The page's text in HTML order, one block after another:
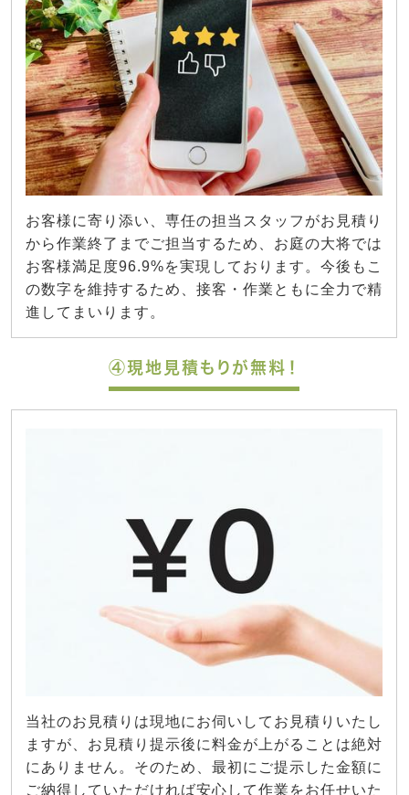
お客様に寄り添い、専任の担当スタッフがお見積り
から作業終了までご担当するため、お庭の大将では
お客様満足度96.9%を実現しております。今後もこ
の数字を維持するため、接客・作業ともに全力で精
進してまいります。
④現地見積もりが無料！
当社のお見積りは現地にお伺いしてお見積りいたし
ますが、お見積り提示後に料金が上がることは絶対
にありません。そのため、最初にご提示した金額に
ご納得していただければ安心して作業をお任せいた